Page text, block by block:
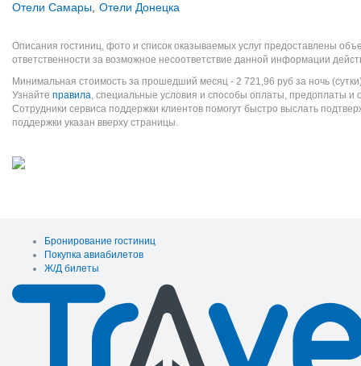
Отели Самары Отели Донецка
Описания гостиниц, фото и список оказываемых услуг предоставлены
ответственности за возможное несоответствие данной информации
Минимальная стоимость за прошедший месяц - 2 721,96 руб за ночь
Узнайте правила, специальные условия и способы оплаты, предоплаты и
Сотрудники сервиса поддержки клиентов помогут быстро выслать
поддержки указан вверху страницы.
Бронирование гостиниц
Покупка авиабилетов
Ж/Д билеты